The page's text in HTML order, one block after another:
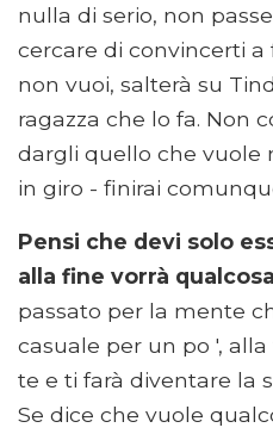
nulla di serio, non
cercare di convincerti a
non vuoi, salterà su
ragazza che lo fa. Non
dargli quello che vuole
in giro - finirai
Pensi che devi solo
alla fine vorrà
passato per la mente
casuale per un po ',
te e ti farà diventare la
Se dice che vuole